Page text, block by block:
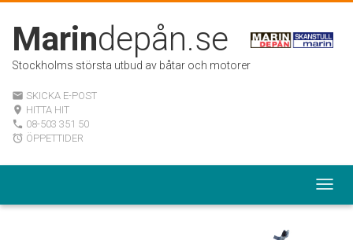
Marindepån.se
Stockholms största utbud av båtar och motorer
email SKICKA E-POST
room HITTA HIT
local_phone 08-503 351 50
alarm ÖPPETTIDER